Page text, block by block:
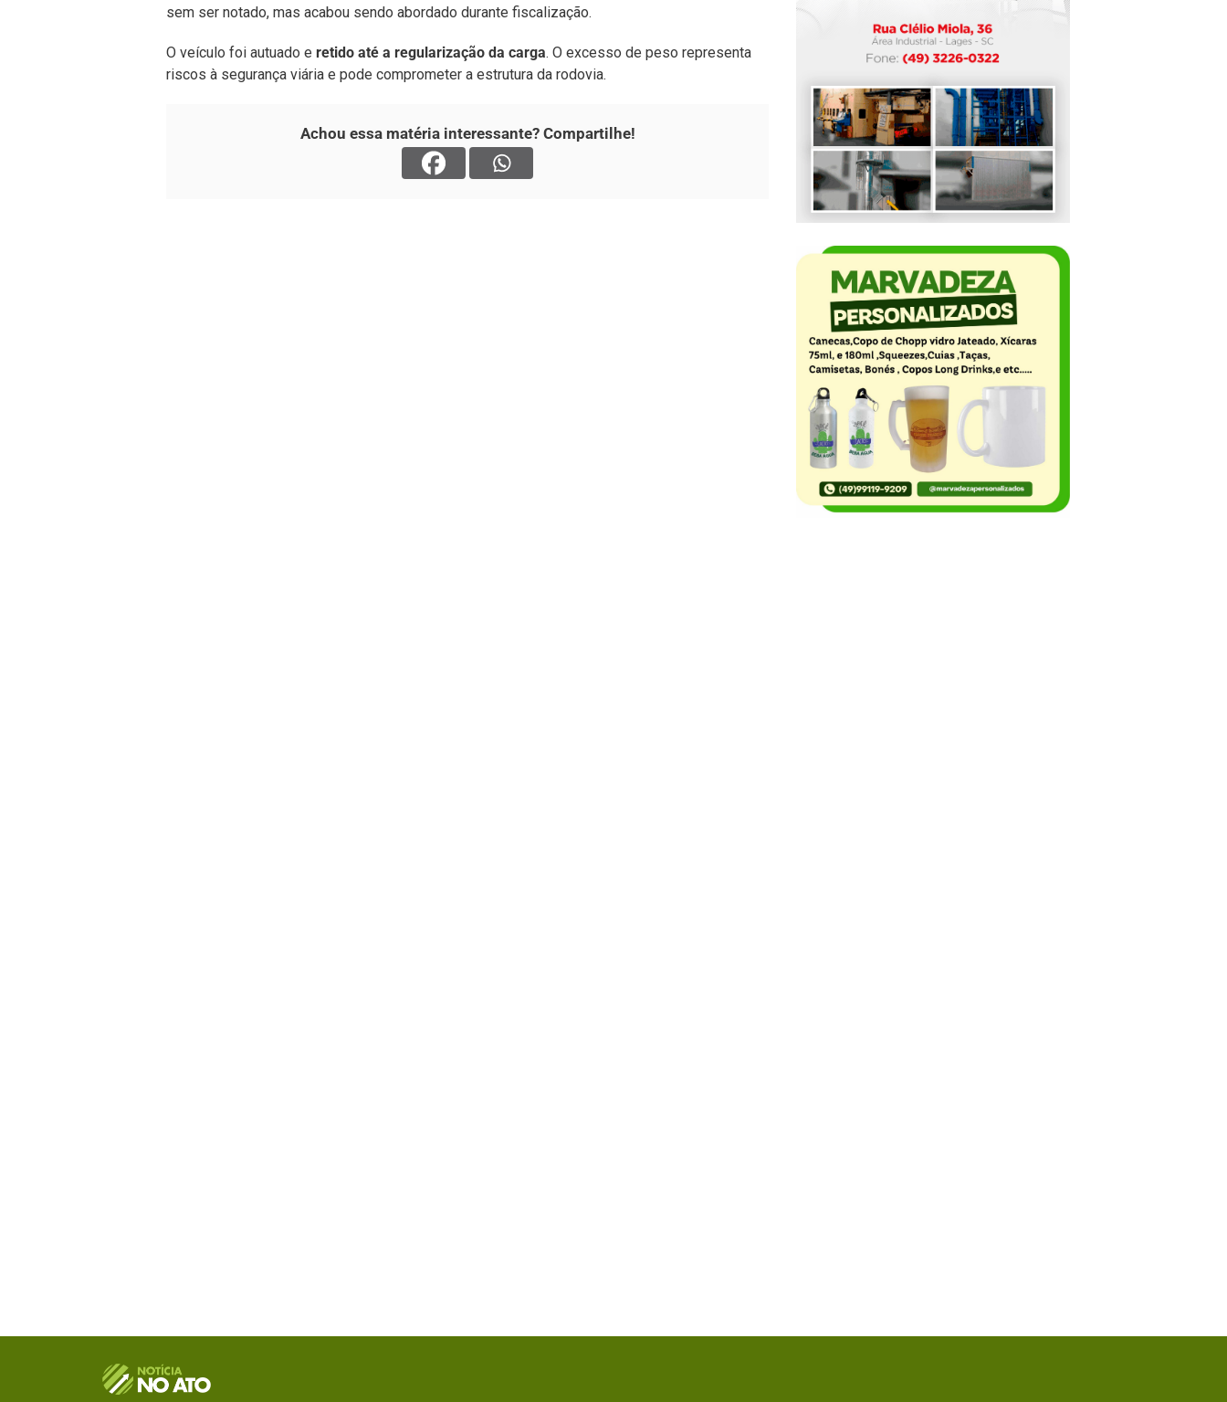
sem ser notado, mas acabou sendo abordado durante fiscalização.
O veículo foi autuado e retido até a regularização da carga. O excesso de peso representa
riscos à segurança viária e pode comprometer a estrutura da rodovia.
Achou essa matéria interessante? Compartilhe!